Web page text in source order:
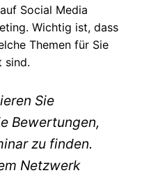
Social Media
Wichtig ist, dass
Themen für Sie
sind.
Sie
Bewertungen,
zu finden.
Netzwerk